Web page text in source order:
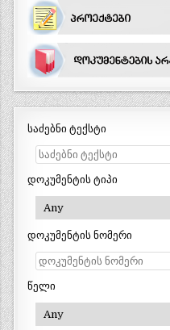
საძებნი ტექსტი
დოკუმენტის ტიპი
დოკუმენტის ნომერი
წელი